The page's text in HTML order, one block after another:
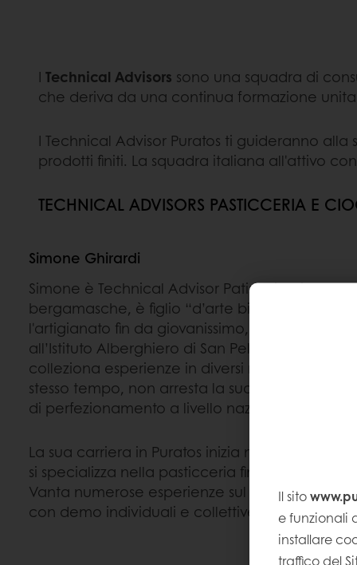
I Technical Advisors sono una squadra di
che deriva da una continua formazione
I Technical Advisor Puratos ti guideranno
prodotti finiti. La squadra italiana all'attivo
TECHNICAL ADVISORS PASTICCERIA E
Simone Ghirardi
Simone è Technical Advisor Patisserie di
bergamasche, è figlio “d’arte bianca”,
l'artigianato fin da giovanissimo, grazie al
all’Istituto Alberghiero di San Pellegrino Terme
colleziona esperienze in diversi ristoranti e
stesso tempo, non arresta la sua formazione
di perfezionamento a livello nazionale.
La sua carriera in Puratos inizia nel 2009. Nel
si specializza nella pasticceria fine, sfogliati e
Vanta numerose esperienze sul territorio
con demo individuali e collettive tenute sia in
Il sito
e funzionali
installare
traffico del